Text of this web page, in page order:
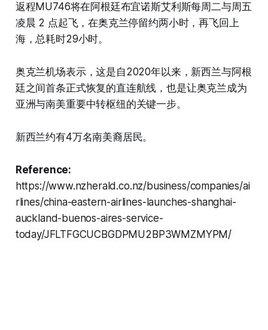
返程MU746将在阿根廷布宜诺斯艾利斯每周二与周五
凌晨 2 点起飞，在奥克兰停留约两小时，再飞回上
海，总耗时29小时。
奥克兰机场表示，这是自2020年以来，新西兰与阿根
廷之间首条正式恢复的直连航线，也是让奥克兰成为
亚洲与南美重要中转枢纽的关键一步。
新西兰约有4万名南美裔居民。
Reference:
https://www.nzherald.co.nz/business/companies/ai
rlines/china-eastern-airlines-launches-shanghai-
auckland-buenos-aires-service-
today/JFLTFGCUCBGDPMU2BP3WMZMYPM/